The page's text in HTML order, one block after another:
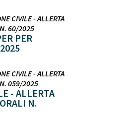
CIVILE - ALLERTA
60/2025
PER
CIVILE - ALLERTA
059/2025
- ALLERTA
N.